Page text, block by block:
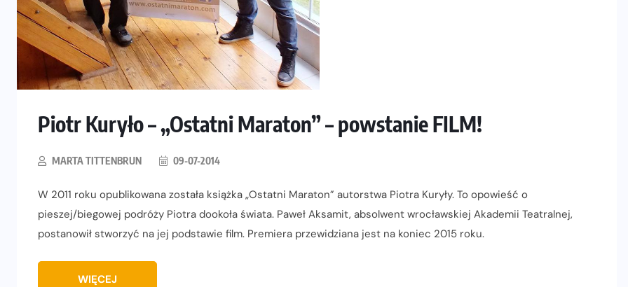
Piotr Kuryło – „Ostatni Maraton” – powstanie FILM!
MARTA TITTENBRUN 09-07-2014
W 2011 roku opublikowana została książka „Ostatni Maraton” autorstwa Piotra Kuryły. To opowieść o
pieszej/biegowej podróży Piotra dookoła świata. Paweł Aksamit, absolwent wrocławskiej Akademii Teatralnej,
postanowił stworzyć na jej podstawie film. Premiera przewidziana jest na koniec 2015 roku.
WIĘCEJ